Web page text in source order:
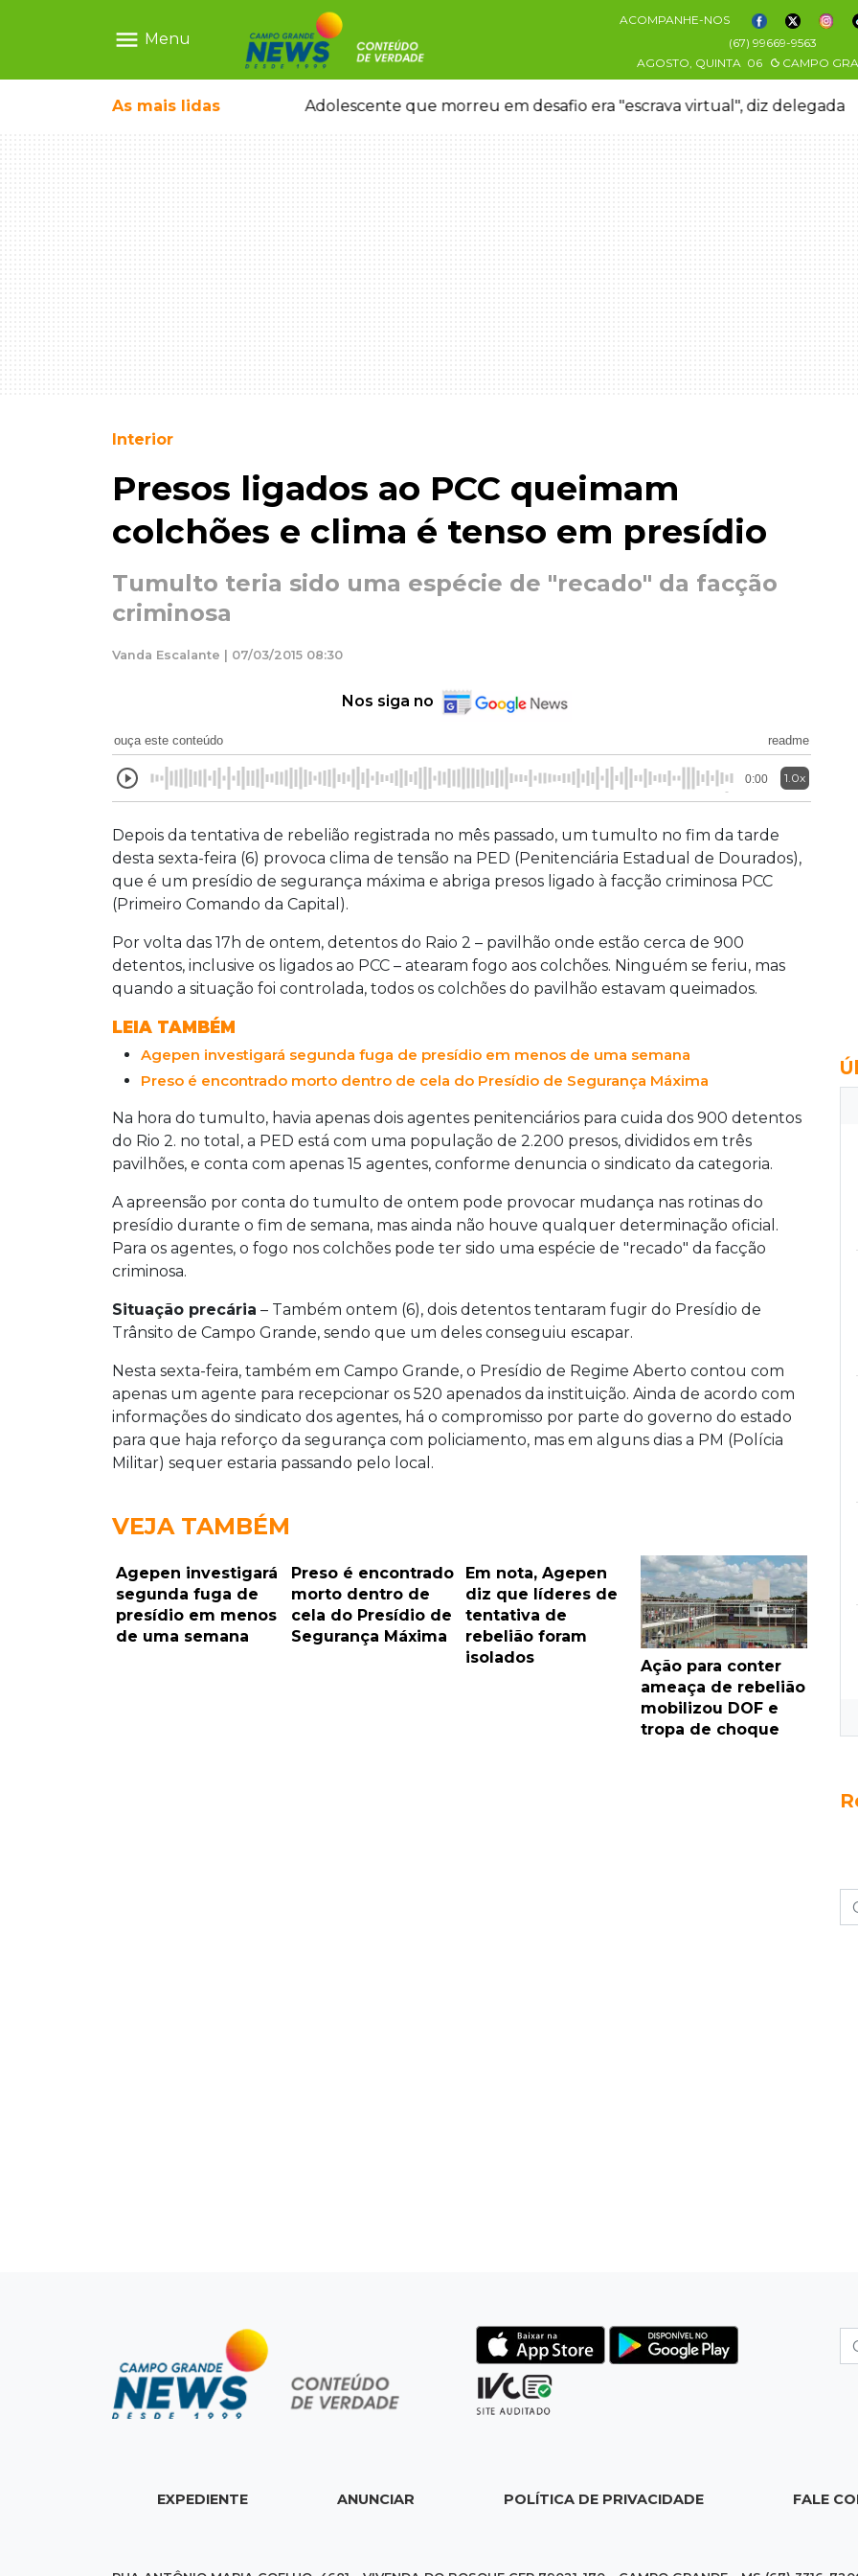
menu Menu
ACOMPANHE-NOS
(67) 99669-9563
AGOSTO, QUINTA 06 CAMPO
As mais lidas
em desafio era "escrava virtual", diz delegada Menino da mandioca cresceu na Ceasa e hoje
Interior
Presos ligados ao PCC queimam
colchões e clima é tenso em presídio
Tumulto teria sido uma espécie de "recado" da facção
criminosa
Vanda Escalante | 07/03/2015 08:30
Nos siga no
ouça este conteúdo readme
0:00 1.0x
Depois da tentativa de rebelião registrada no mês passado, um tumulto no fim da tarde
desta sexta-feira (6) provoca clima de tensão na PED (Penitenciária Estadual de Dourados),
que é um presídio de segurança máxima e abriga presos ligado à facção criminosa PCC
(Primeiro Comando da Capital).
Por volta das 17h de ontem, detentos do Raio 2 – pavilhão onde estão cerca de 900
detentos, inclusive os ligados ao PCC – atearam fogo aos colchões. Ninguém se feriu, mas
quando a situação foi controlada, todos os colchões do pavilhão estavam queimados.
LEIA TAMBÉM
Agepen investigará segunda fuga de presídio em menos de uma semana
Preso é encontrado morto dentro de cela do Presídio de Segurança Máxima
Na hora do tumulto, havia apenas dois agentes penitenciários para cuida dos 900 detentos
do Rio 2. no total, a PED está com uma população de 2.200 presos, divididos em três
pavilhões, e conta com apenas 15 agentes, conforme denuncia o sindicato da categoria.
A apreensão por conta do tumulto de ontem pode provocar mudança nas rotinas do
presídio durante o fim de semana, mas ainda não houve qualquer determinação oficial.
Para os agentes, o fogo nos colchões pode ter sido uma espécie de "recado" da facção
criminosa.
Situação precária – Também ontem (6), dois detentos tentaram fugir do Presídio de
Trânsito de Campo Grande, sendo que um deles conseguiu escapar.
Nesta sexta-feira, também em Campo Grande, o Presídio de Regime Aberto contou com
apenas um agente para recepcionar os 520 apenados da instituição. Ainda de acordo com
informações do sindicato dos agentes, há o compromisso por parte do governo do estado
para que haja reforço da segurança com policiamento, mas em alguns dias a PM (Polícia
Militar) sequer estaria passando pelo local.
VEJA TAMBÉM
Agepen investigará
segunda fuga de
presídio em menos
de uma semana
Preso é encontrado
morto dentro de
cela do Presídio de
Segurança Máxima
Em nota, Agepen
diz que líderes de
tentativa de
rebelião foram
isolados
Ação para conter
ameaça de rebelião
mobilizou DOF e
tropa de choque
EXPEDIENTE ANUNCIAR POLÍTICA DE PRIVACIDADE FALE